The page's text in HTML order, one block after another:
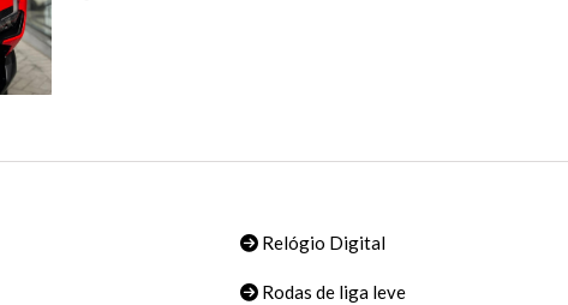
Relógio Digital
Rodas de liga leve